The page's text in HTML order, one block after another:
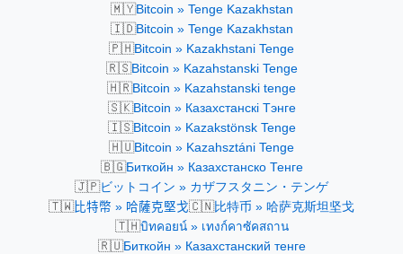
🇲🇾Bitcoin » Tenge Kazakhstan
🇮🇩Bitcoin » Tenge Kazakhstan
🇵🇭Bitcoin » Kazakhstani Tenge
🇷🇸Bitcoin » Kazahstanski Tenge
🇭🇷Bitcoin » Kazahstanski tenge
🇸🇰Bitcoin » Казахстанскі Тэнге
🇮🇸Bitcoin » Kazakstönsk Tenge
🇭🇺Bitcoin » Kazahsztáni Tenge
🇧🇬Биткойн » Казахстанско Тенге
🇯🇵ビットコイン » カザフスタニン・テンゲ
🇹🇼比特幣 » 哈薩克堅戈🇨🇳比特币 » 哈萨克斯坦坚戈
🇹🇭บิทคอยน์ » เทงก์คาซัคสถาน
🇷🇺Биткойн » Казахстанский тенге